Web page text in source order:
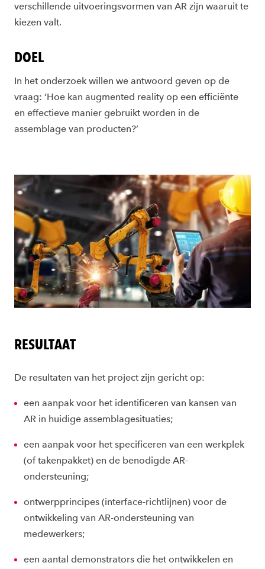
verschillende uitvoeringsvormen van AR zijn waaruit te
kiezen valt.
DOEL
In het onderzoek willen we antwoord geven op de
vraag: ‘Hoe kan augmented reality op een efficiënte
en effectieve manier gebruikt worden in de
assemblage van producten?’
RESULTAAT
De resultaten van het project zijn gericht op:
een aanpak voor het identificeren van kansen van
AR in huidige assemblagesituaties;
een aanpak voor het specificeren van een werkplek
(of takenpakket) en de benodigde AR-
ondersteuning;
ontwerpprincipes (interface-richtlijnen) voor de
ontwikkeling van AR-ondersteuning van
medewerkers;
een aantal demonstrators die het ontwikkelen en